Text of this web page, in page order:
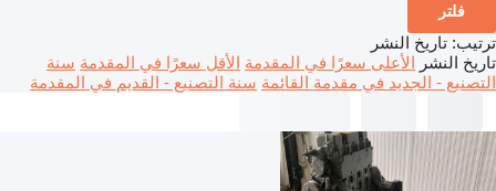
فلتر
ترتيب: تاريخ النشر
تاريخ النشر الأعلى سعرًا في المقدمة الأقل سعرًا في المقدمة سنة
التصنيع - الجديد في مقدمة القائمة سنة التصنيع - القديم في المقدمة